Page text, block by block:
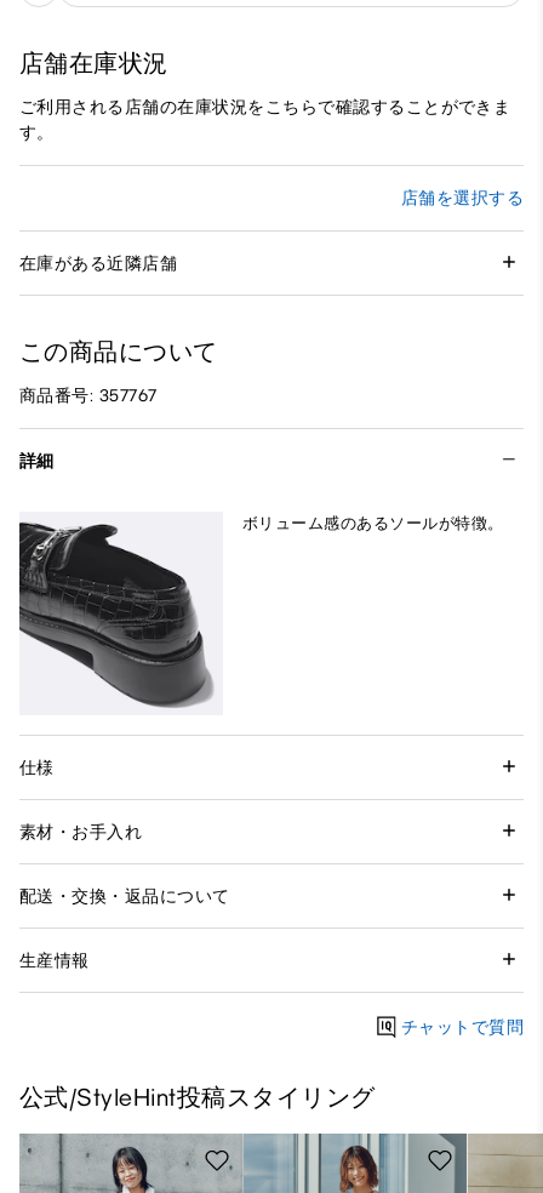
店舗在庫状況
ご利用される店舗の在庫状況をこちらで確認することができま
す。
店舗を選択する
在庫がある近隣店舗
この商品について
商品番号: 357767
詳細
ボリューム感のあるソールが特徴。
仕様
素材・お手入れ
配送・交換・返品について
生産情報
チャットで質問
公式/StyleHint投稿スタイリング